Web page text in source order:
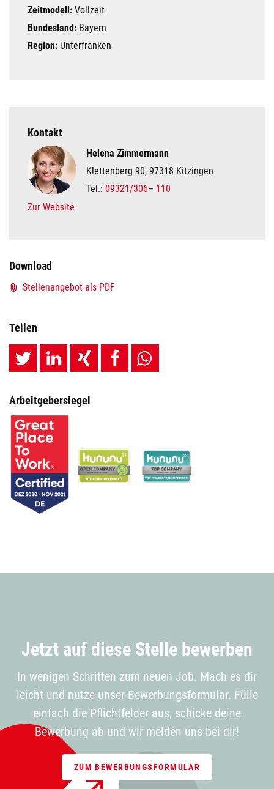
Zeitmodell: Vollzeit
Bundesland: Bayern
Region: Unterfranken
Kontakt
Helena Zimmermann
Klettenberg 90, 97318 Kitzingen
Tel.: 09321/306– 110
Zur Website
Download
Stellenangebot als PDF
Teilen
Arbeitgebersiegel
Jetzt auf diese Stelle bewerben
In wenigen Schritten zum neuen Job. Mach es dir
leicht und nutze unser Bewerbungsformular. Fülle
einfach die Pflichtfelder aus, schicke deine
Bewerbung ab und wir melden uns bei dir!
ZUM BEWERBUNGSFORMULAR